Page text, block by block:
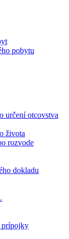
pobytu
určení otcovstva
života
rozvode
dokladu
prípojky